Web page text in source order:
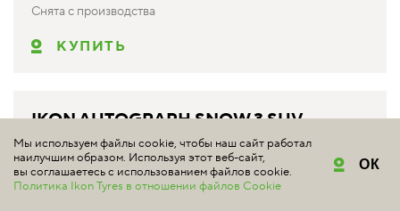
Снята с производства
КУПИТЬ
IKON AUTOGRAPH SNOW 3 SUV
225/60 R17 103R XL
#аналог Ikon Tyres
T730662 индекс скорости 170 км/ч максимальная нагрузка
Мы используем файлы cookie, чтобы наш сайт работал
наилучшим образом. Используя этот веб-сайт,
вы соглашаетесь с использованием файлов cookie.
Политика Ikon Tyres в отношении файлов Cookie
ОК